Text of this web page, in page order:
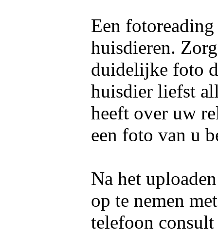
Een
huisdieren.
duidelijke foto
huisdier liefst
heeft over uw
een foto van u
Na het
op te nemen
telefoon